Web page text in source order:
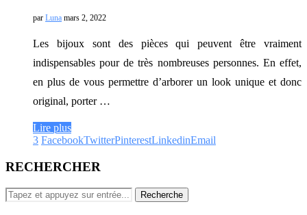
par Luna mars 2, 2022
Les bijoux sont des pièces qui peuvent être vraiment
indispensables pour de très nombreuses personnes. En effet,
en plus de vous permettre d’arborer un look unique et donc
original, porter …
Lire plus
3 FacebookTwitterPinterestLinkedinEmail
RECHERCHER